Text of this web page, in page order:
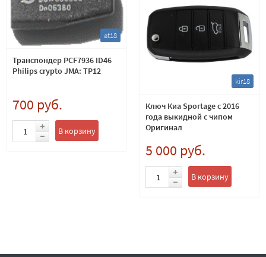
at18
Транспондер PCF7936 ID46
Philips crypto JMA: TP12
700 руб.
В корзину
kir18
Ключ Киа Sportage с 2016
года выкидной с чипом
Оригинал
5 000 руб.
В корзину